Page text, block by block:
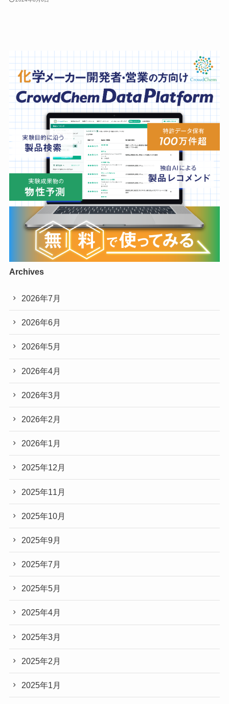
Archives
2026年7月
2026年6月
2026年5月
2026年4月
2026年3月
2026年2月
2026年1月
2025年12月
2025年11月
2025年10月
2025年9月
2025年7月
2025年5月
2025年4月
2025年3月
2025年2月
2025年1月